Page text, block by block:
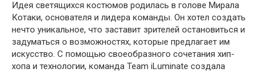
Идея светящихся костюмов родилась в голове Мирала
Котаки, основателя и лидера команды. Он хотел создать
нечто уникальное, что заставит зрителей остановиться и
задуматься о возможностях, которые предлагает им
искусство. С помощью своеобразного сочетания хип-
хопа и технологии, команда Team iLuminate создала